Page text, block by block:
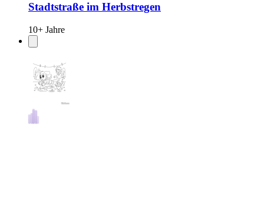
Stadtstraße im Herbstregen
10+ Jahre